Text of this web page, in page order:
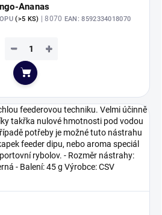
Ananas
(>5 KS) | 8070 EAN: 8592334018070
+
−
Do košíku
feederovou techniku. Velmi účinně
takřka nulové hmotnosti pod vodou
potřeby je možné tuto nástrahu
feeder dipu, nebo aroma speciál
rybolov. - Rozměr nástrahy:
- Balení: 45 g Výrobce: CSV